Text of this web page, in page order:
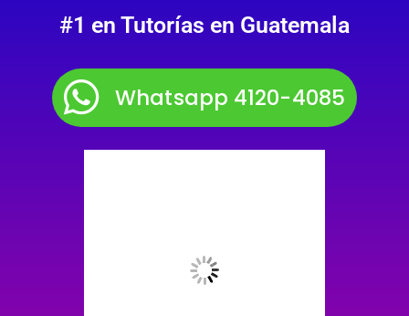
#1 en Tutorías en Guatemala
Whatsapp 4120-4085